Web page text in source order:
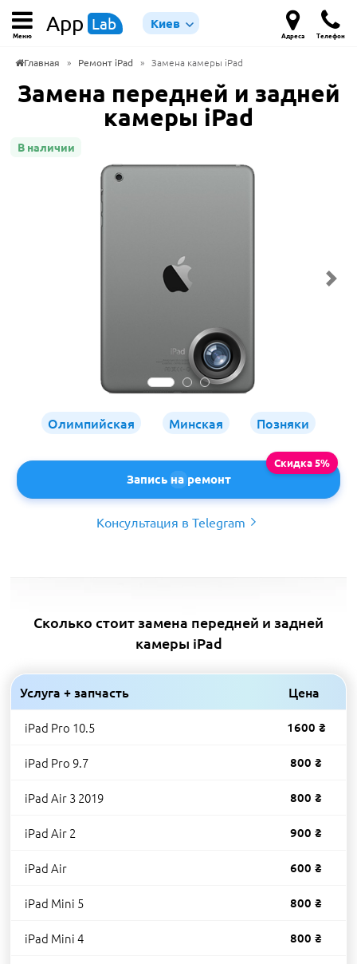
Меню App Lab Киев
Адреса Телефон
Главная » Ремонт iPad » Замена камеры iPad
Замена передней и задней
камеры iPad
В наличии
Олимпийская Минская Позняки
Запись на ремонт
Консультация в Telegram
Сколько стоит замена передней и задней
камеры iPad
Услуга + запчасть Цена
iPad Pro 10.5 1600 ₴
iPad Pro 9.7 800 ₴
iPad Air 3 2019 800 ₴
iPad Air 2 900 ₴
iPad Air 600 ₴
iPad Mini 5 800 ₴
iPad Mini 4 800 ₴